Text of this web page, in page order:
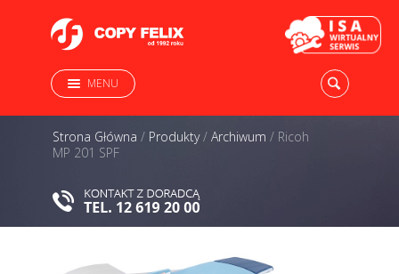
MENU
Strona Główna / Produkty/ Archiwum / Ricoh
MP 201 SPF